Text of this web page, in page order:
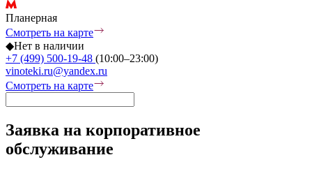
Планерная
Смотреть на карте
◆Нет в наличии
+7 (499) 500-19-48 (10:00–23:00)
vinoteki.ru@yandex.ru
Смотреть на карте
Заявка на корпоративное
обслуживание